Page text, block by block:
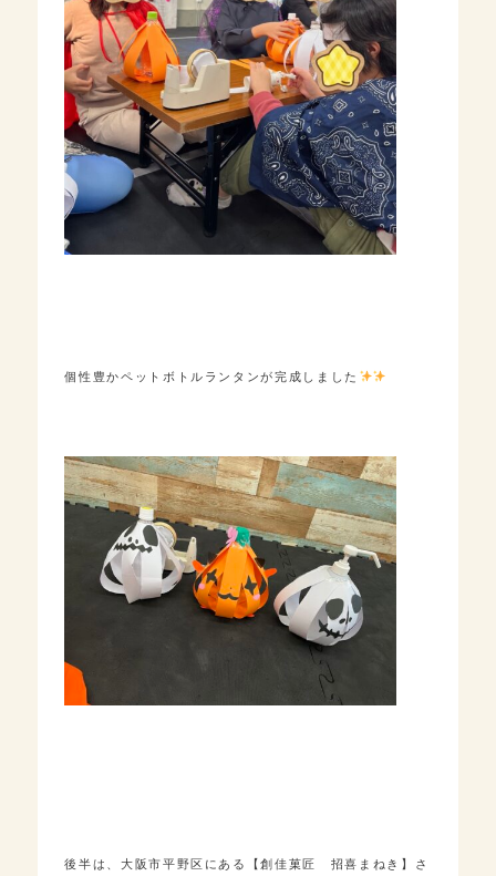
個性豊かペットボトルランタンが完成しました
後半は、大阪市平野区にある【創佳菓匠 招喜まねき】さ